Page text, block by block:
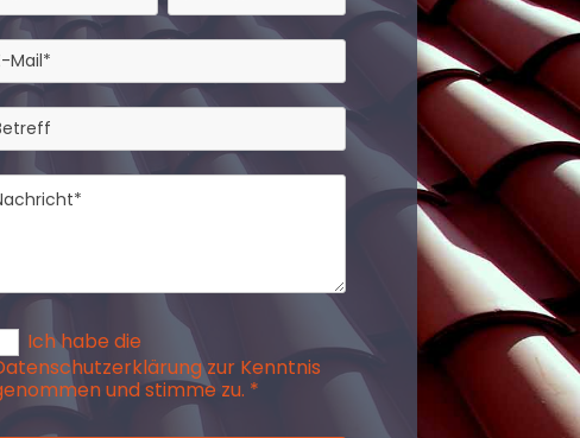
Ich habe die
zur Kenntnis
und stimme zu. *